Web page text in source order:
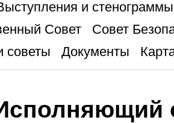
и стенограммы
Совет
Совет
советы
Документы